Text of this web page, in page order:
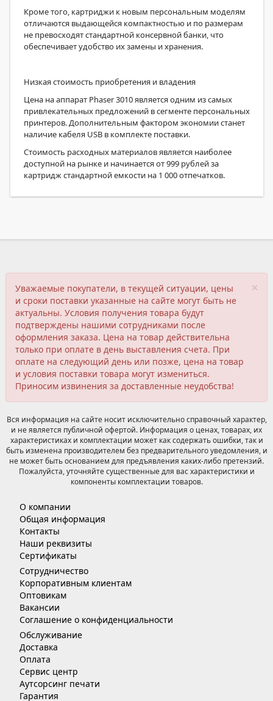
Кроме того, картриджи к новым персональным моделям
отличаются выдающейся компактностью и по размерам
не превосходят стандартной консервной банки, что
обеспечивает удобство их замены и хранения.
Низкая стоимость приобретения и владения
Цена на аппарат Phaser 3010 является одним из самых
привлекательных предложений в сегменте персональных
принтеров. Дополнительным фактором экономии станет
наличие кабеля USB в комплекте поставки.
Стоимость расходных материалов является наиболее
доступной на рынке и начинается от 999 рублей за
картридж стандартной емкости на 1 000 отпечатков.
×
Уважаемые покупатели, в текущей ситуации, цены
и сроки поставки указанные на сайте могут быть не
актуальны. Условия получения товара будут
подтверждены нашими сотрудниками после
оформления заказа. Цена на товар действительна
только при оплате в день выставления счета. При
оплате на следующий день или позже, цена на товар
и условия поставки товара могут измениться.
Приносим извинения за доставленные неудобства!
Вся информация на сайте носит исключительно справочный характер,
и не является публичной офертой. Информация о ценах, товарах, их
характеристиках и комплектации может как содержать ошибки, так и
быть изменена производителем без предварительного уведомления, и
не может быть основанием для предъявления каких-либо претензий.
Пожалуйста, уточняйте существенные для вас характеристики и
компоненты комплектации товаров.
О компании
Общая информация
Контакты
Наши реквизиты
Сертификаты
Сотрудничество
Корпоративным клиентам
Оптовикам
Вакансии
Соглашение о конфиденциальности
Обслуживание
Доставка
Оплата
Сервис центр
Аутсорсинг печати
Гарантия